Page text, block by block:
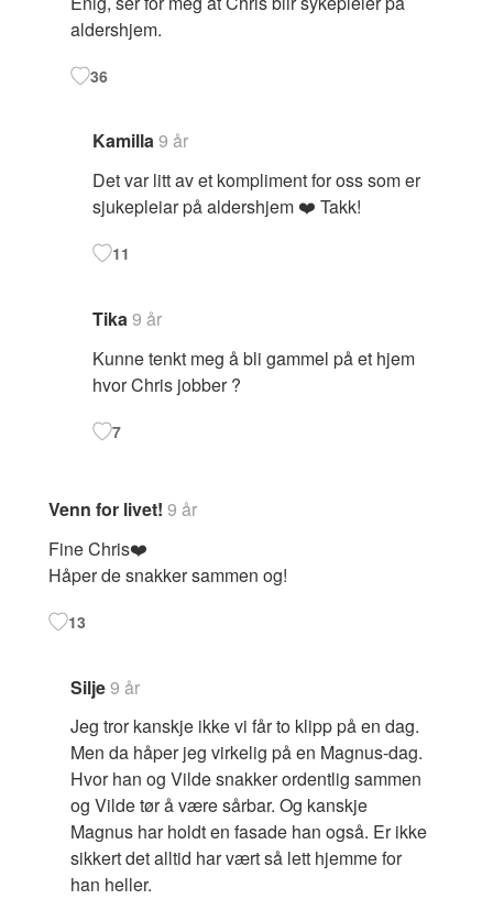
aldershjem.
36
Kamilla9 år
Det var litt av et kompliment for oss som er
sjukepleiar på aldershjem ❤️ Takk!
11
Tika9 år
Kunne tenkt meg å bli gammel på et hjem
hvor Chris jobber ?
7
Venn for livet! 9 år
Fine Chris❤️
Håper de snakker sammen og!
13
Silje9 år
Jeg tror kanskje ikke vi får to klipp på en dag.
Men da håper jeg virkelig på en Magnus-dag.
Hvor han og Vilde snakker ordentlig sammen
og Vilde tør å være sårbar. Og kanskje
Magnus har holdt en fasade han også. Er ikke
sikkert det alltid har vært så lett hjemme for
han heller.